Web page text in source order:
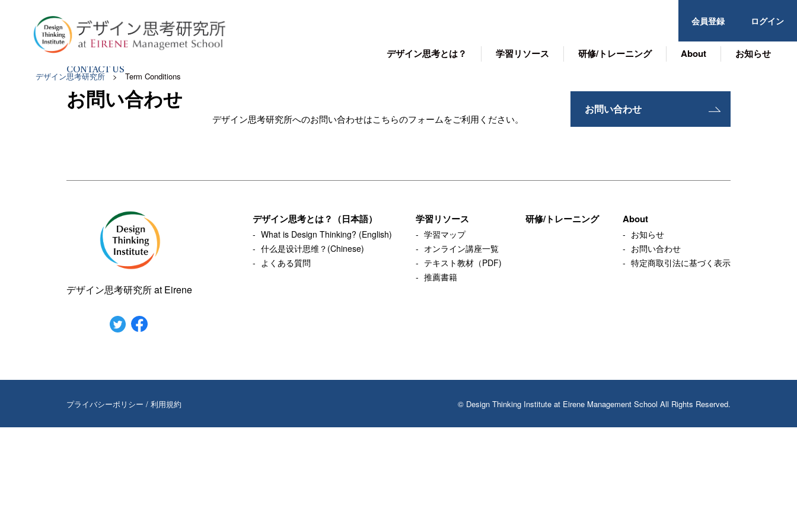
デザイン思考とは？ 学習リソース 研修/トレーニング About お知らせ
会員登録 ログイン
デザイン思考研究所>Term Conditions
CONTACT US
お問い合わせ
デザイン思考研究所へのお問い合わせはこちらのフォームをご利用ください。
お問い合わせ
デザイン思考研究所 at Eirene
デザイン思考とは？（日本語）
What is Design Thinking? (English)
什么是设计思维？(Chinese)
よくある質問
学習リソース
学習マップ
オンライン講座一覧
テキスト教材（PDF)
推薦書籍
研修/トレーニング About
お知らせ
お問い合わせ
特定商取引法に基づく表示
プライバシーポリシー / 利用規約 © Design Thinking Institute at Eirene Management School All Rights Reserved.